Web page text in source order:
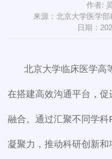
作者:
来源：北京大学医学
日期：
北京大学临床医学高
在搭建高效沟通平台，促
融合。通过汇聚不同学
凝聚力，推动科研创新